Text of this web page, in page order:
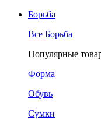
Борьба
Все Борьба
Популярные
Форма
Обувь
Сумки